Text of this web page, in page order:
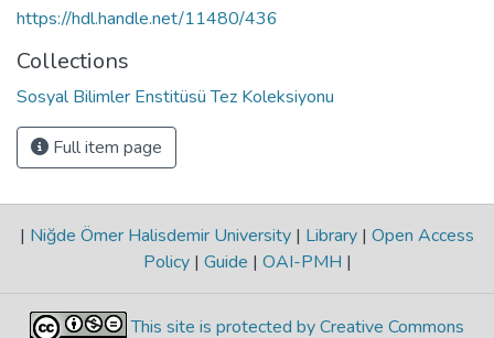
https://hdl.handle.net/11480/436
Collections
Sosyal Bilimler Enstitüsü Tez Koleksiyonu
Full item page
| Niğde Ömer Halisdemir University | Library | Open Access
Policy | Guide | OAI-PMH |
This site is protected by Creative Commons